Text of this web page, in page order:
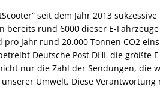
seit dem Jahr 2013
bereits rund 6000 dieser E-
Jahr rund 20.000 Tonnen CO2
Deutsche Post DHL die größte
nur die Zahl der Sendungen, die
Umwelt. Diese Verantwortung